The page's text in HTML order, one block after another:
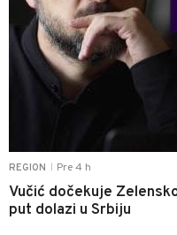
REGION Pre 4 h
Vučić dočekuje
put dolazi u Srbiju